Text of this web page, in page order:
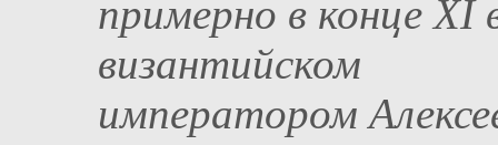
примерно в конце XI
византийском
императором